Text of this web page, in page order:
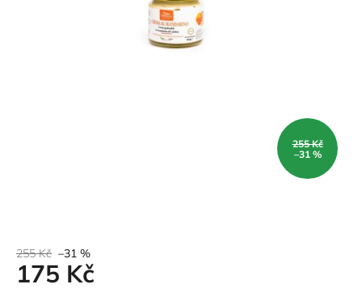
255 Kč
–31 %
255 Kč –31 %
175 Kč